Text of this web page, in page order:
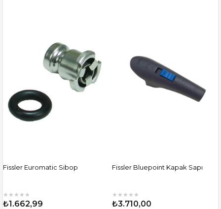
Fissler Euromatic Sibop
★ ★ ★ ★ ★
₺1.662,99
Fissler Bluepoint Kapak Sapı
★ ★ ★ ★ ★
₺3.710,00